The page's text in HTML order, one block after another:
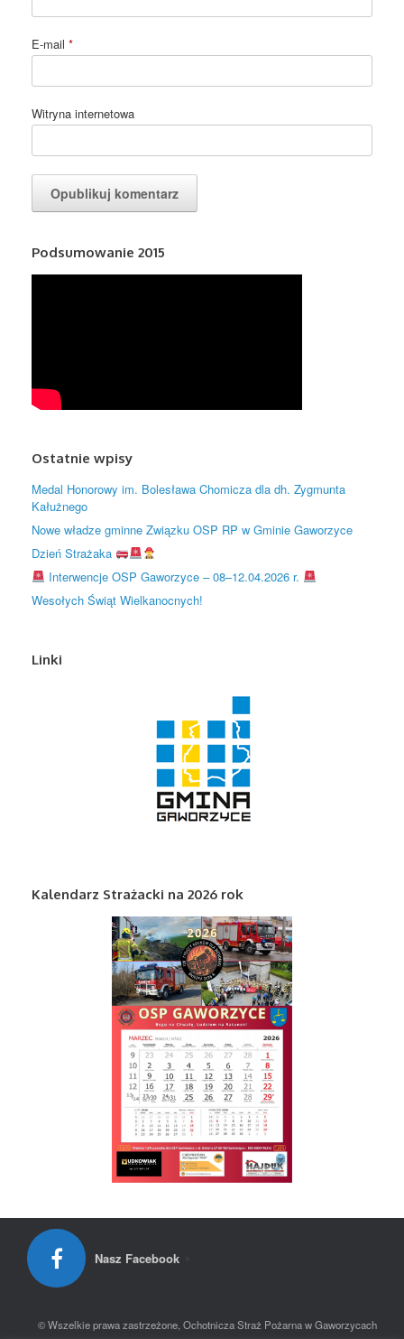
E-mail *
Witryna internetowa
Podsumowanie 2015
Ostatnie wpisy
Medal Honorowy im. Bolesława Chomicza dla dh. Zygmunta
Kałużnego
Nowe władze gminne Związku OSP RP w Gminie Gaworzyce
Dzień Strażaka
Interwencje OSP Gaworzyce – 08–12.04.2026 r.
Wesołych Świąt Wielkanocnych!
Linki
Kalendarz Strażacki na 2026 rok
Nasz Facebook
© Wszelkie prawa zastrzeżone, Ochotnicza Straż Pożarna w Gaworzycach